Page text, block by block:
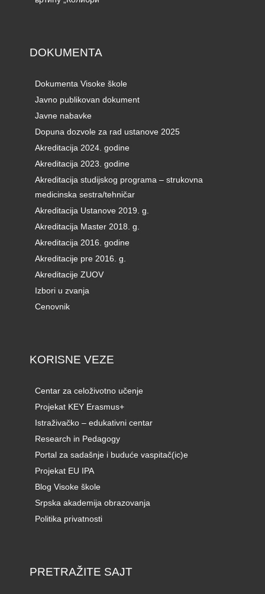
DOKUMENTA
Dokumenta Visoke škole
Javno publikovan dokument
Javne nabavke
Dopuna dozvole za rad ustanove 2025
Akreditacija 2024. godine
Akreditacija 2023. godine
Akreditacija studijskog programa – strukovna
medicinska sestra/tehničar
Akreditacija Ustanove 2019. g.
Akreditacija Master 2018. g.
Akreditacija 2016. godine
Akreditacije pre 2016. g.
Akreditacije ZUOV
Izbori u zvanja
Cenovnik
KORISNE VEZE
Centar za celoživotno učenje
Projekat KEY Erasmus+
Istraživačko – edukativni centar
Research in Pedagogy
Portal za sadašnje i buduće vaspitač(ic)e
Projekat EU IPA
Blog Visoke škole
Srpska akademija obrazovanja
Politika privatnosti
PRETRAŽITE SAJT